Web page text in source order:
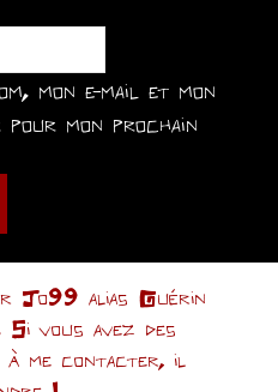
mon e-mail et mon
mon prochain
Jo99 alias Guérin
vous avez des
à me contacter, il